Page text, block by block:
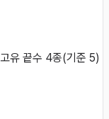
고유 끝수 4종(기준 5)